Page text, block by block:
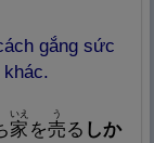
gắng sức
家
いえ
を売
う
る しか